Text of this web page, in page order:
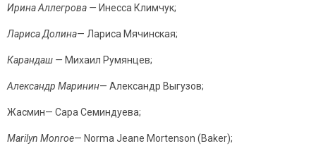
Ирина Аллегрова — Инесса Климчук;
Лариса Долина— Лариса Мячинская;
Карандаш — Михаил Румянцев;
Александр Маринин— Александр Выгузов;
Жасмин— Сара Семиндуева;
Marilyn Monroe— Norma Jeane Mortensоn (Baker);